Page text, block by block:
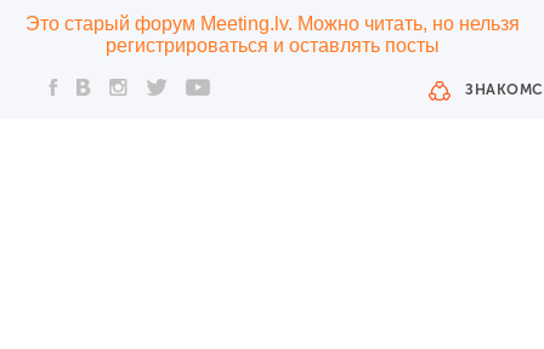
Это старый форум Meeting.lv. Можно читать, но нельзя
регистрироваться и оставлять посты